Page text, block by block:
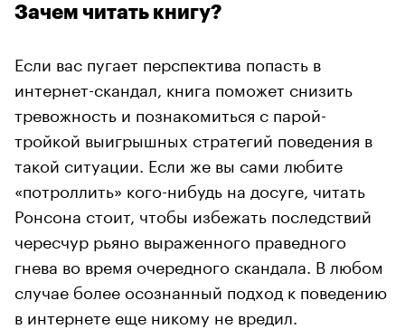
Зачем читать книгу?
Если вас пугает перспектива попасть в
интернет-скандал, книга поможет снизить
тревожность и познакомиться с парой-
тройкой выигрышных стратегий поведения в
такой ситуации. Если же вы сами любите
«потроллить» кого-нибудь на досуге, читать
Ронсона стоит, чтобы избежать последствий
чересчур рьяно выраженного праведного
гнева во время очередного скандала. В любом
случае более осознанный подход к поведению
в интернете еще никому не вредил.